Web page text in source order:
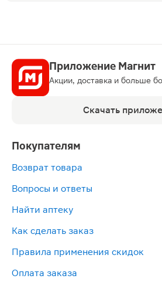
Приложение Магнит
Акции, доставка и больше
Скачать
Покупателям
Возврат товара
Вопросы и ответы
Найти аптеку
Как сделать заказ
Правила применения скидок
Оплата заказа